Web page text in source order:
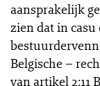
aansprakelijk
zien dat in
Belgische –
van artikel 2:11